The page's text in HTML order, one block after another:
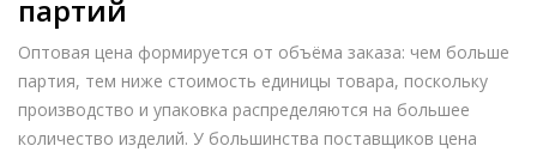
партий
Оптовая цена формируется от объёма заказа: чем больше
партия, тем ниже стоимость единицы товара, поскольку
производство и упаковка распределяются на большее
количество изделий. У большинства поставщиков цена